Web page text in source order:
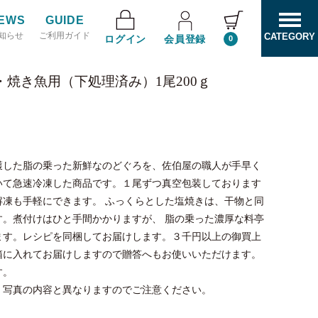
らせ
GUIDE
ご利用ガイド ログイン 会員登録 0 CATEGORY
焼き魚用（下処理済み）1尾200ｇ
た脂の乗った新鮮なのどぐろを、佐伯屋の職人が手早く
急速冷凍した商品です。１尾ずつ真空包装しております
も手軽にできます。 ふっくらとした塩焼きは、干物と同
煮付けはひと手間かかりますが、 脂の乗った濃厚な料亭
。レシピを同梱してお届けします。３千円以上の御買上
入れてお届けしますので贈答へもお使いいただけます。
真の内容と異なりますのでご注意ください。